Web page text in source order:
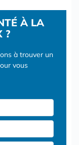
À LA
?
à trouver un
vous